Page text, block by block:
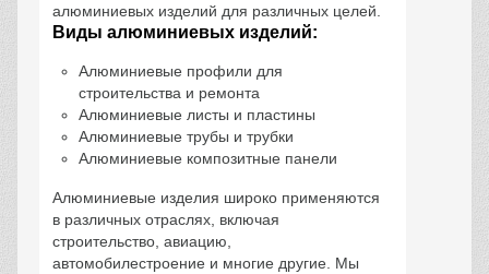
алюминиевых изделий для различных целей.
Виды алюминиевых изделий:
Алюминиевые профили для
строительства и ремонта
Алюминиевые листы и пластины
Алюминиевые трубы и трубки
Алюминиевые композитные панели
Алюминиевые изделия широко применяются
в различных отраслях, включая
строительство, авиацию,
автомобилестроение и многие другие. Мы